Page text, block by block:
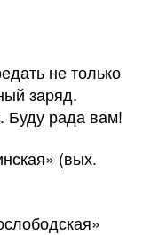
не только
заряд.
Буду рада вам!
(вых.